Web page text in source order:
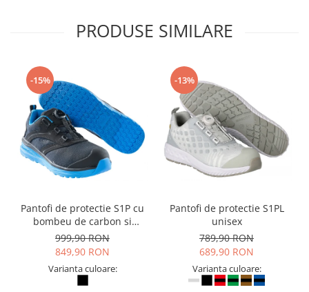
PRODUSE SIMILARE
-15%
Pantofi de protectie S1P cu
bombeu de carbon si
inchidere BOAÂ® Fit
999,90 RON
849,90 RON
Varianta culoare:
-13%
Pantofi de protectie S1PL
unisex
789,90 RON
689,90 RON
Varianta culoare: